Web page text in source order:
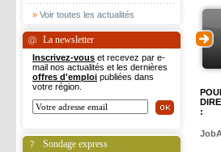
» Voir toutes les actualités
La newsletter
Inscrivez-vous et recevez par e-
mail nos actualités et les dernières
offres d'emploi publiées dans
votre région.
Sondage express
: